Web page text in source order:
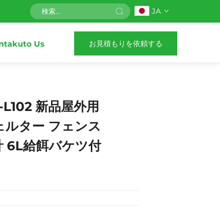
JA
Us お見積もりを依頼する
新品屋外用
ター フェンス
6L給餌バケツ付